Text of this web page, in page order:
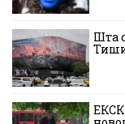
Шта